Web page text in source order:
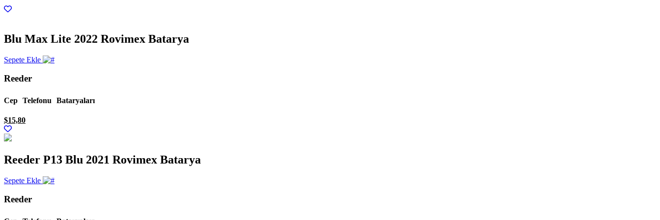
Blu Max Lite 2022 Rovimex Batarya
Sepete Ekle
Reeder
Cep Telefonu Bataryaları
$15,80
Reeder P13 Blu 2021 Rovimex Batarya
Sepete Ekle
Reeder